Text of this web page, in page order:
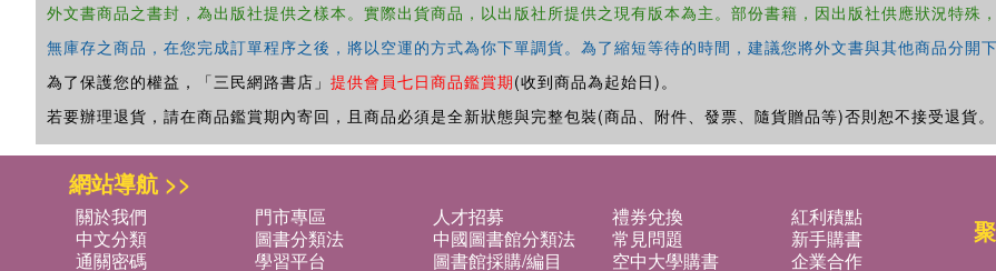
外文書商品之書封，為出版社提供之樣本。實際出貨商品，以出版社所提供之現有版本為主。部份書籍，因出版社供應狀況特殊
無庫存之商品，在您完成訂單程序之後，將以空運的方式為你下單調貨。為了縮短等待的時間，建議您將外文書與其他商品分開
為了保護您的權益，「三民網路書店」 提供會員七日商品鑑賞期(收到商品為起始日)。
若要辦理退貨，請在商品鑑賞期內寄回，且商品必須是全新狀態與完整包裝(商品、附件、發票、隨貨贈品等)否則恕不接受退貨。
網站導航 >>
關於我們 門市專區 人才招募 禮券兌換
紅利積點
中文分類
圖書分類法 中國圖書館分類法 常見問題
新手購書
通關密碼
學習平台 圖書館採購/編目 空中大學購書
企業合作